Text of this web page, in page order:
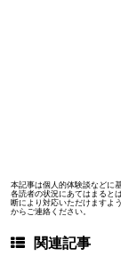
本記事は個人的体験談などに
各読者の状況にあてはまると
断により対応いただけますよ
からご連絡ください。
関連記事